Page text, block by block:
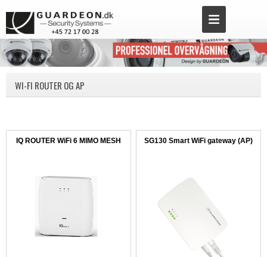
WI-FI ROUTER OG AP
IQ ROUTER WiFi 6 MIMO MESH SG130 Smart WiFi gateway (AP)